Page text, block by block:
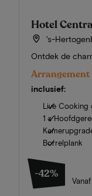
Hotel
's-
Ontdek de
Arrangement
inclusief:
Live Cooking
1 x
Borrelplank
-42%
Vanaf